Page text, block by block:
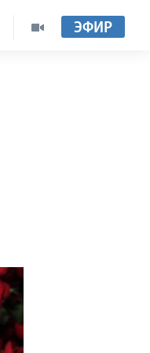
ЭФИР